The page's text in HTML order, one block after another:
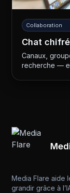
Collaboration
Chat chifré
Canaux,
recherche —
Media Flare aide
grandir grâce à